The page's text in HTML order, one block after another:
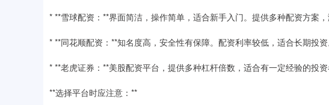
* **雪球配资：**界面简洁，操作简单，适合新手入门。提供多种配资方案，
* **同花顺配资：**知名度高，安全性有保障。配资利率较低，适合长期投资
* **老虎证券：**美股配资平台，提供多种杠杆倍数，适合有一定经验的投资
**选择平台时应注意：**